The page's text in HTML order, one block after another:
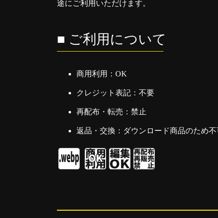
途にご利用いただけます。
■ ご利用について
商用利用：OK
クレジット表記：不要
再配布・転売：禁止
返品・交換：ダウンロード商品のため不